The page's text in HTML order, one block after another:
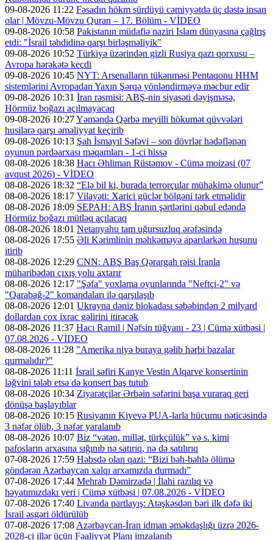
09-08-2026 11:22 Fəsadın hökm sürdüyü cəmiyyətdə üç dəstə insan
olar | Mövzu-Mövzu Quran – 17. Bölüm - VİDEO
09-08-2026 10:58 Pakistanın müdafiə naziri İslam dünyasına çağlrış
etdi: "İsrail təhdidinə qarşı birləşməliyik"
09-08-2026 10:52 Türkiyə üzərindən gizli Rusiya qazı qorxusu –
Avropa hərəkətə keçdi
09-08-2026 10:45 NYT: Arsenalların tükənməsi Pentaqonu HHM
sistemlərini Avropadan Yaxın Şərqə yönləndirməyə məcbur edir
09-08-2026 10:31 İran rəsmisi: ABŞ-nin siyasəti dəyişməsə,
Hörmüz boğazı açılmayacaq
09-08-2026 10:27Yəməndə Qərbə meyilli hökumət qüvvələri
husilərə qarşı əməliyyat keçirib
09-08-2026 10:13 Şah İsmayıl Səfəvi – son dövrlər hədəflənən
oyunun pərdəarxası məqamları - 1-ci hissə
08-08-2026 18:38 Hacı Əhliman Rüstəmov - Cümə moizəsi (07
avqust 2026) - VİDEO
08-08-2026 18:32 “Elə bil ki, burada terrorçular mühakimə olunur”
08-08-2026 18:17 Vilayəti: Xarici güclər bölgəni tərk etməlidir
08-08-2026 18:09 SEPAH: ABŞ İranın şərtlərini qəbul edəndə
Hörmüz boğazı mütləq açılacaq
08-08-2026 18:01 Netanyahu tam uğursuzluq ərəfəsində
08-08-2026 17:55 Əli Kərimlinin məhkəməyə aparılarkən huşunu
itirib
08-08-2026 12:29 CNN: ABŞ Baş Qərargah rəisi İranla
müharibədən çıxış yolu axtarır
08-08-2026 12:17 "Şəfa" yoxlama oyunlarında "Neftçi-2" və
"Qarabağ-2" komandaları ilə qarşılaşıb
08-08-2026 12:01 Ukrayna dəniz blokadası səbəbindən 2 milyard
dollardan çox ixrac gəlirini itirəcək
08-08-2026 11:37 Hacı Ramil | Nəfsin tüğyanı - 23 | Cümə xütbəsi |
07.08.2026 - VİDEO
08-08-2026 11:28 "Amerika niyə buraya gəlib hərbi bazalar
qurmalıdır?"
08-08-2026 11:11 İsrail səfiri Kanye Vestin Alqarve konsertinin
ləğvini tələb etsə də konsert baş tutub
08-08-2026 10:34 Ziyarətçilər Ərbəin səfərini başa vuraraq geri
dönüşə başlayıblar
08-08-2026 10:15 Rusiyanın Kiyevə PUA-larla hücumu nəticəsində
3 nəfər ölüb, 3 nəfər yaralanıb
08-08-2026 10:07 Biz “vətən, millət, türkçülük” və s. kimi
pafosların arxasına sığınıb nə satırıq, nə də satılırıq
07-08-2026 17:59 Həbsdə olan qazi: “Bizi bəh-bəhlə ölümə
göndərən Azərbaycan xalqı arxamızda durmadı”
07-08-2026 17:44 Mehrab Dəmirzadə | İlahi razılıq və
həyatımızdakı yeri | Cümə xütbəsi | 07.08.2026 - VİDEO
07-08-2026 17:40 Livanda partlayış: Atəşkəsdən bəri ilk dəfə iki
İsrail əsgəri öldürülüb
07-08-2026 17:08 Azərbaycan-İran idman əməkdaşlığı üzrə 2026-
2028-ci illər üçün Fəaliyyət Planı imzalanıb